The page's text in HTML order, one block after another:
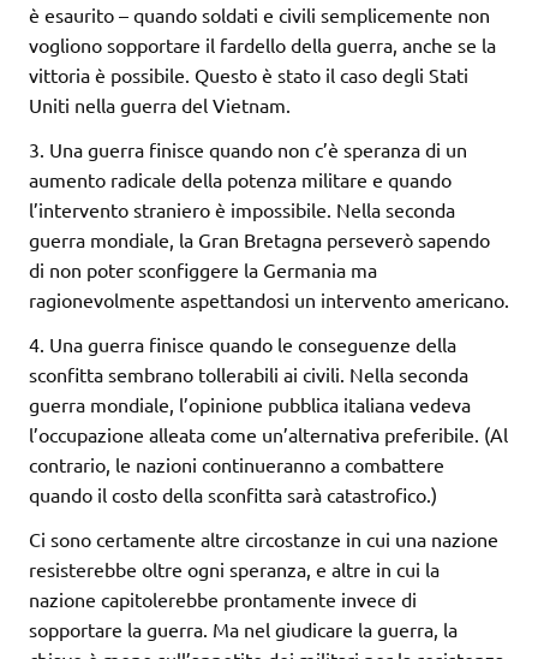
è esaurito – quando soldati e civili semplicemente non
vogliono sopportare il fardello della guerra, anche se la
vittoria è possibile. Questo è stato il caso degli Stati
Uniti nella guerra del Vietnam.
3. Una guerra finisce quando non c’è speranza di un
aumento radicale della potenza militare e quando
l’intervento straniero è impossibile. Nella seconda
guerra mondiale, la Gran Bretagna perseverò sapendo
di non poter sconfiggere la Germania ma
ragionevolmente aspettandosi un intervento americano.
4. Una guerra finisce quando le conseguenze della
sconfitta sembrano tollerabili ai civili. Nella seconda
guerra mondiale, l’opinione pubblica italiana vedeva
l’occupazione alleata come un’alternativa preferibile. (Al
contrario, le nazioni continueranno a combattere
quando il costo della sconfitta sarà catastrofico.)
Ci sono certamente altre circostanze in cui una nazione
resisterebbe oltre ogni speranza, e altre in cui la
nazione capitolerebbe prontamente invece di
sopportare la guerra. Ma nel giudicare la guerra, la